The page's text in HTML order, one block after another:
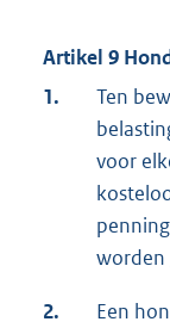
Artikel 9
1.
Ten
voor
worden
2.
Een